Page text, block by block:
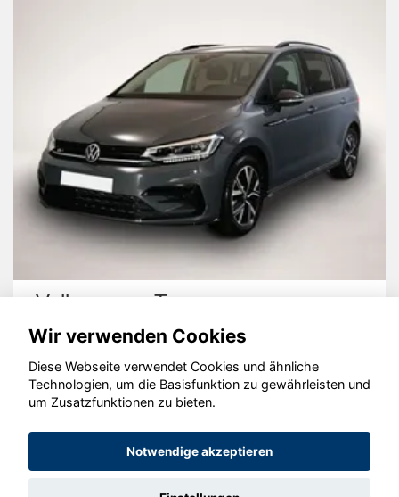
Volkswagen Touran
© konjunkturmotor.de GmbH 2020 - 2026
Wir verwenden Cookies
Diese Webseite verwendet Cookies und ähnliche
Technologien, um die Basisfunktion zu gewährleisten und
um Zusatzfunktionen zu bieten.
Notwendige akzeptieren